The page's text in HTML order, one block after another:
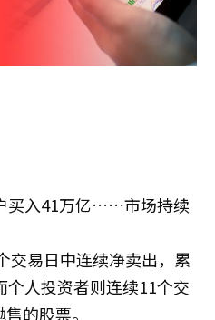
买入41万亿……市场持续
交易日中连续净卖出，累
人投资者则连续11个交
的股票。